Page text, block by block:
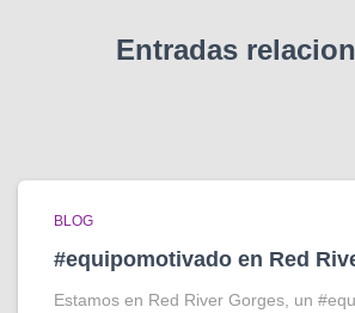
Entradas
BLOG
#equipomotivado en Red
Estamos en Red River Gorges, un